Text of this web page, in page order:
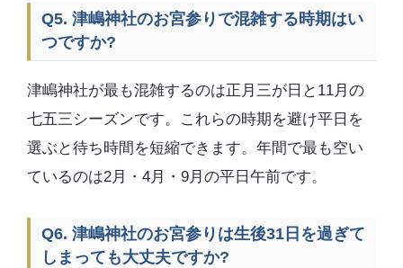
Q5. 津嶋神社のお宮参りで混雑する時期はい
つですか?
津嶋神社が最も混雑するのは正月三が日と11月の
七五三シーズンです。これらの時期を避け平日を
選ぶと待ち時間を短縮できます。年間で最も空い
ているのは2月・4月・9月の平日午前です。
Q6. 津嶋神社のお宮参りは生後31日を過ぎて
しまっても大丈夫ですか?